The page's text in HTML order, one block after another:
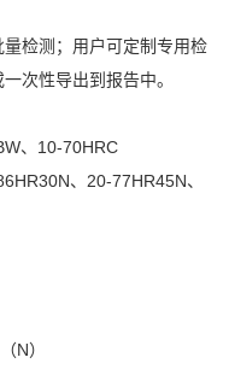
检测；用户可定制专用检
次性导出到报告中。
、10-70HRC
、20-77HR45N、
N）